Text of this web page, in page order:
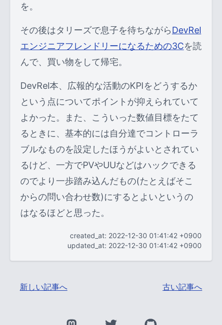
を。
その後はタリーズで息子を待ちながらDevRel
エンジニアフレンドリーになるための3Cを読
んで、買い物をして帰宅。
DevRel本、広報的な活動のKPIをどうするか
という点についてポイントが抑えられていて
よかった。また、こういった数値目標をたて
るときに、基本的には自分達でコントローラ
ブルなものを設定したほうがよいとされてい
るけど、一方でPVやUUなどはハックできる
のでより一歩踏み込んだもの(たとえばそこ
からの問い合わせ数)にするとよいというの
はなるほどと思った。
created_at: 2022-12-30 01:41:42 +0900
updated_at: 2022-12-30 01:41:42 +0900
新しい記事へ 古い記事へ